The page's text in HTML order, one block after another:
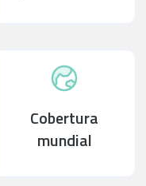
Cobertura
mundial